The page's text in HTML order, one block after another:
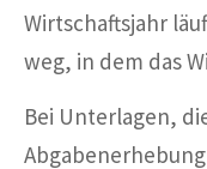
Wirtschaftsjahr
weg, in dem das
Bei Unterlagen,